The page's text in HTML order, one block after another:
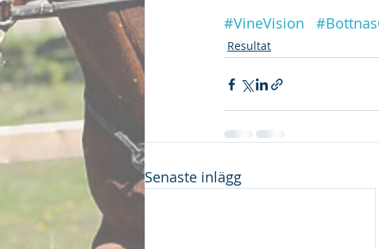
#VineVision
Resultat
Senaste inlägg